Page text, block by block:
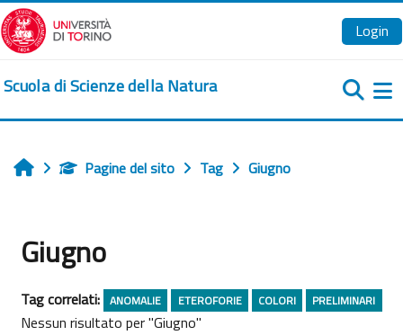
Vai al contenuto principale
Login
Scuola di Scienze della Natura
HomePagine del sito Tag Giugno
Giugno
Tag correlati: ANOMALIE ETEROFORIE COLORI PRELIMINARI
Nessun risultato per "Giugno"